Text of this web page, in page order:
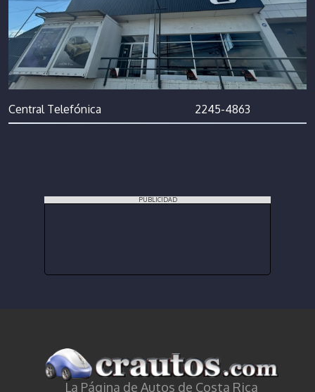
Central Telefónica 2245-4863
PUBLICIDAD
La Página de Autos de Costa Rica